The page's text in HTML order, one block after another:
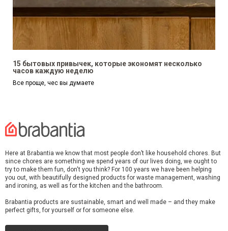
15 бытовых привычек, которые экономят несколько
часов каждую неделю
Все проще, чес вы думаете
Here at Brabantia we know that most people don’t like household chores. But
since chores are something we spend years of our lives doing, we ought to
try to make them fun, don't you think? For 100 years we have been helping
you out, with beautifully designed products for waste management, washing
and ironing, as well as for the kitchen and the bathroom.
Brabantia products are sustainable, smart and well made – and they make
perfect gifts, for yourself or for someone else.